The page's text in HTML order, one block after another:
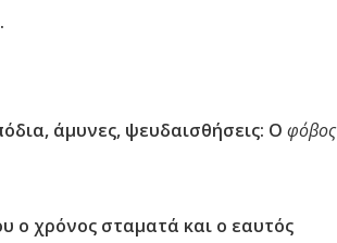
άμυνες, ψευδαισθήσεις: Ο φόβος
ο χρόνος σταματά και ο εαυτός